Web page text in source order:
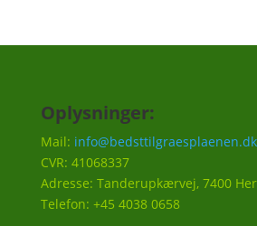
Oplysninger:
Mail: info@bedsttilgraesplaenen.dk
CVR: 41068337
Adresse: Tanderupkærvej, 7400
Telefon: +45 4038 0658